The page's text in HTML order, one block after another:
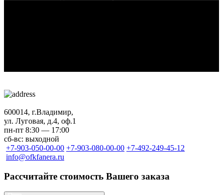
600014, г.Владимир,
ул. Луговая, д.4, оф.1
пн-пт 8:30 — 17:00
сб-вс: выходной
+7-903-050-00-00 +7-903-080-00-00 +7-492-249-45-12
info@ofkfanera.ru
Рассчитайте стоимость Вашего заказа